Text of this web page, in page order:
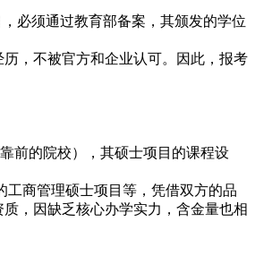
必须通过教育部备案，其颁发的学位
，不被官方和企业认可。因此，报考
前的院校），其硕士项目的课程设
工商管理硕士项目等，凭借双方的品
，因缺乏核心办学实力，含金量也相